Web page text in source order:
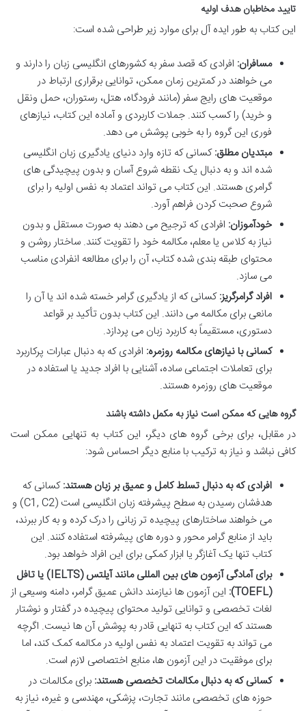
تایید مخاطبان هدف اولیه
این کتاب به طور ایده آل برای موارد زیر طراحی شده است:
مسافران: افرادی که قصد سفر به کشورهای انگلیسی زبان را دارند و
می خواهند در کمترین زمان ممکن، توانایی برقراری ارتباط در
موقعیت های رایج سفر (مانند فرودگاه، هتل، رستوران، حمل ونقل
و خرید) را کسب کنند. جملات کاربردی و آماده این کتاب، نیازهای
فوری این گروه را به خوبی پوشش می دهد.
مبتدیان مطلق:کسانی که تازه وارد دنیای یادگیری زبان انگلیسی
شده اند و به دنبال یک نقطه شروع آسان و بدون پیچیدگی های
گرامری هستند. این کتاب می تواند اعتماد به نفس اولیه را برای
شروع صحبت کردن فراهم آورد.
خودآموزان: افرادی که ترجیح می دهند به صورت مستقل و بدون
نیاز به کلاس یا معلم، مکالمه خود را تقویت کنند. ساختار روشن و
محتوای طبقه بندی شده کتاب، آن را برای مطالعه انفرادی مناسب
می سازد.
افراد گرامرگریز:کسانی که از یادگیری گرامر خسته شده اند یا آن را
مانعی برای مکالمه می دانند. این کتاب بدون تأکید بر قواعد
دستوری، مستقیماً به کاربرد زبان می پردازد.
کسانی با نیازهای مکالمه روزمره: افرادی که به دنبال عبارات پرکاربرد
برای تعاملات اجتماعی ساده، آشنایی با افراد جدید یا استفاده در
موقعیت های روزمره هستند.
گروه هایی که ممکن است نیاز به مکمل داشته باشند
در مقابل، برای برخی گروه های دیگر، این کتاب به تنهایی ممکن است
کافی نباشد و نیاز به ترکیب با منابع دیگر احساس شود:
افرادی که به دنبال تسلط کامل و عمیق بر زبان هستند:کسانی که
هدفشان رسیدن به سطح پیشرفته زبان انگلیسی است (C1, C2) و
می خواهند ساختارهای پیچیده تر زبانی را درک کرده و به کار ببرند،
باید از منابع گرامر محور و دوره های پیشرفته استفاده کنند. این
کتاب تنها یک آغازگر یا ابزار کمکی برای این افراد خواهد بود.
برای آمادگی آزمون های بین المللی مانند آیلتس (IELTS) یا تافل
(TOEFL):
این آزمون ها نیازمند دانش عمیق گرامر، دامنه وسیعی از
لغات تخصصی و توانایی تولید محتوای پیچیده در گفتار و نوشتار
هستند که این کتاب به تنهایی قادر به پوشش آن ها نیست. اگرچه
می تواند به تقویت اعتماد به نفس اولیه در مکالمه کمک کند، اما
برای موفقیت در این آزمون ها، منابع اختصاصی لازم است.
کسانی که به دنبال مکالمات تخصصی هستند: برای مکالمات در
حوزه های تخصصی مانند تجارت، پزشکی، مهندسی و غیره، نیاز به